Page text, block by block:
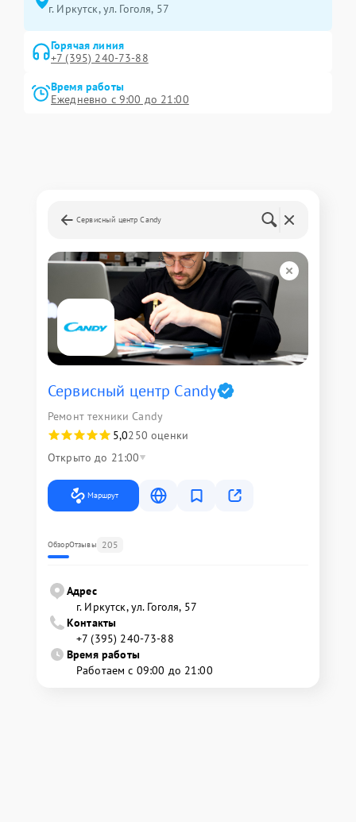
г. Иркутск, ул. ​Гоголя, 57
Горячая линия
+7 (395) 240-73-88
Время работы
Ежедневно с 9:00 до 21:00
Сервисный центр Candy
Сервисный центр Candy
Ремонт техники Candy
5,0250 оценки
Открыто до 21:00
Маршрут
ОбзорОтзывы 205
Адрес
г. Иркутск, ул. ​Гоголя, 57
Контакты
+7 (395) 240-73-88
Время работы
Работаем с 09:00 до 21:00